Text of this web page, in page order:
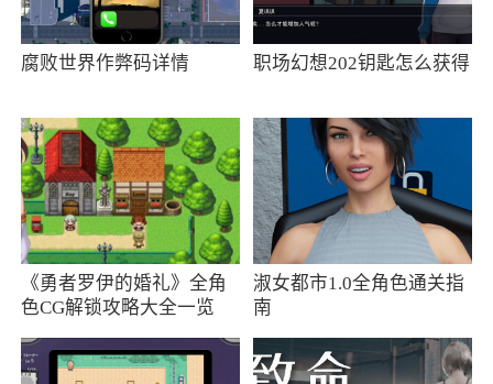
腐败世界作弊码详情 职场幻想202钥匙怎么获得
《勇者罗伊的婚礼》全角
色CG解锁攻略大全一览
淑女都市1.0全角色通关指
南